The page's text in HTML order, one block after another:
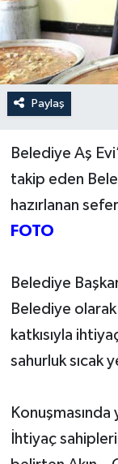
Paylaş
Belediye Aş
takip eden
hazırlanan
FOTO
Belediye
Belediye
katkısıyla
sahurluk sıcak
İhtiyaç
Spor
Tarım
Turizm
Yerel
DÜNYA